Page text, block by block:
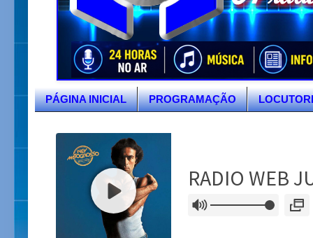
PÁGINA INICIAL PROGRAMAÇÃO